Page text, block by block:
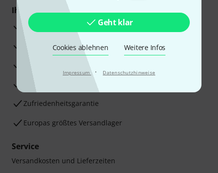
Geht klar
Cookies ablehnen Weitere Infos
Impressum · Datenschutzhinweise
Ihre Vorteile
3 Jahre Thomann Garantie
30 Tage Money-Back-Garantie
Beratung durch Fachexperten
Zufriedenheitsgarantie
Europas größtes Versandlager
Service
Versandkosten und Lieferzeiten